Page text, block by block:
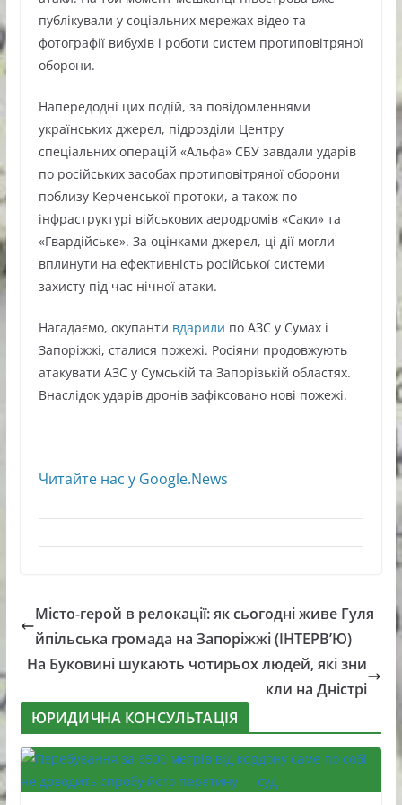
публікували у соціальних мережах відео та
фотографії вибухів і роботи систем протиповітряної
оборони.
Напередодні цих подій, за повідомленнями
українських джерел, підрозділи Центру
спеціальних операцій «Альфа» СБУ завдали ударів
по російських засобах протиповітряної оборони
поблизу Керченської протоки, а також по
інфраструктурі військових аеродромів «Саки» та
«Гвардійське». За оцінками джерел, ці дії могли
вплинути на ефективність російської системи
захисту під час нічної атаки.
Нагадаємо, окупанти вдарили по АЗС у Сумах і
Запоріжжі, сталися пожежі. Росіяни продовжують
атакувати АЗС у Сумській та Запорізькій областях.
Внаслідок ударів дронів зафіксовано нові пожежі.
Читайте нас у Google.News
Місто-герой в релокації: як сьогодні живе Гуля
йпільська громада на Запоріжжі (ІНТЕРВ’Ю)
На Буковині шукають чотирьох людей, які зни
кли на Дністрі
ЮРИДИЧНА КОНСУЛЬТАЦІЯ